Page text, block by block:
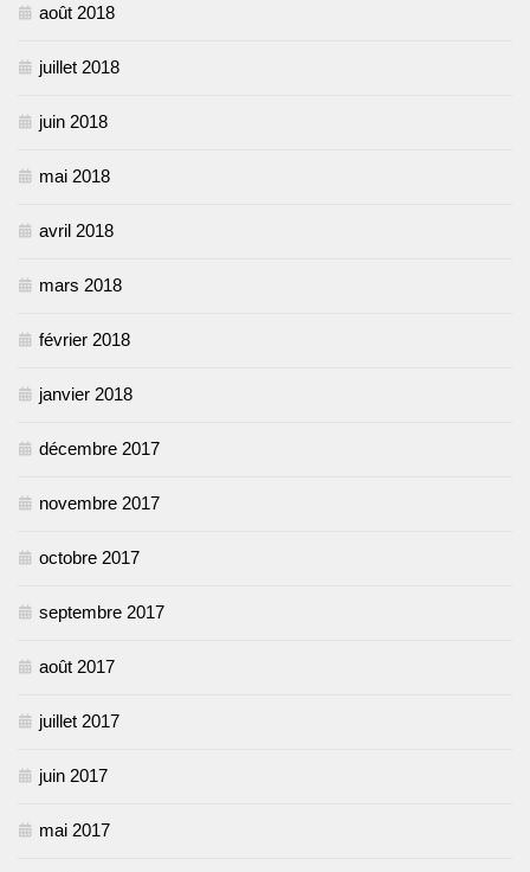
août 2018
juillet 2018
juin 2018
mai 2018
avril 2018
mars 2018
février 2018
janvier 2018
décembre 2017
novembre 2017
octobre 2017
septembre 2017
août 2017
juillet 2017
juin 2017
mai 2017